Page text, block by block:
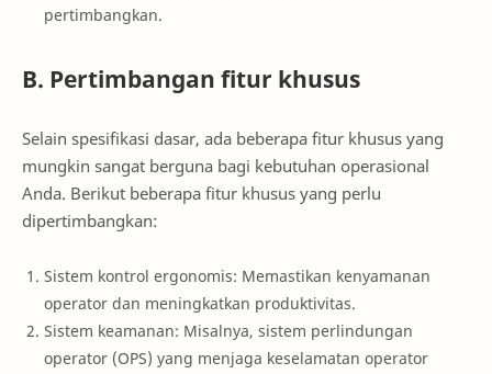
pertimbangkan.
B. Pertimbangan fitur khusus
Selain spesifikasi dasar, ada beberapa fitur khusus yang
mungkin sangat berguna bagi kebutuhan operasional
Anda. Berikut beberapa fitur khusus yang perlu
dipertimbangkan:
Sistem kontrol ergonomis: Memastikan kenyamanan
operator dan meningkatkan produktivitas.
Sistem keamanan: Misalnya, sistem perlindungan
operator (OPS) yang menjaga keselamatan operator